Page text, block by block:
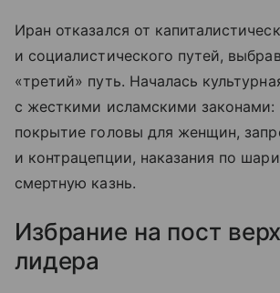
Иран отказался от
и социалистического путей,
«третий» путь. Началась
с жесткими исламскими законами:
покрытие головы для женщин,
и контрацепции, наказания по
смертную казнь.
Избрание на пост
лидера